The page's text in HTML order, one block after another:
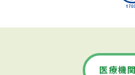
医療機